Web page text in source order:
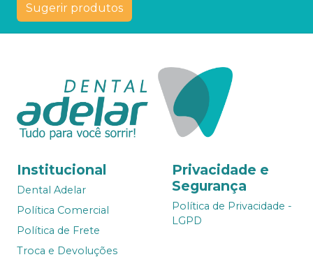
Sugerir produtos
Institucional
Dental Adelar
Política Comercial
Política de Frete
Troca e Devoluções
Privacidade e
Segurança
Política de Privacidade -
LGPD